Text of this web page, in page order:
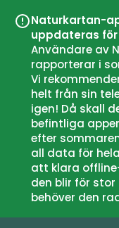
Naturkartan-
uppdateras
Användare av
rapporterar i
Vi
helt från sin
igen! Då skall
befintliga
efter
all data för
att klara
den blir för
behöver den